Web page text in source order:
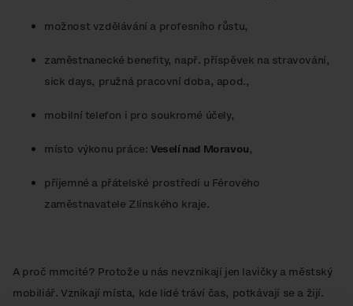
možnost vzdělávání a profesního růstu,
zaměstnanecké benefity, např. příspěvek na stravování,
sick days, pružná pracovní doba, apod.,
mobilní telefon i pro soukromé účely,
místo výkonu práce: Veselí nad Moravou,
příjemné a přátelské prostředí u Férového
zaměstnavatele Zlínského kraje.
A proč mmcité? Protože u nás nevznikají jen lavičky a městský
mobiliář. Vznikají místa, kde lidé tráví čas, potkávají se a žijí.